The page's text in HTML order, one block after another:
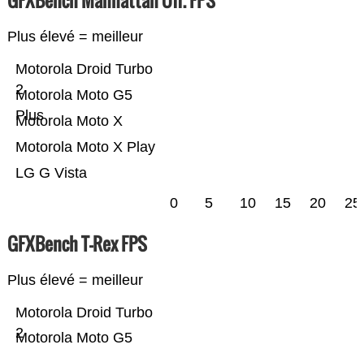
Plus élevé = meilleur
LG G Vista
Motorola Moto X Play
Motorola Moto X
Motorola Moto G5
Plus
Motorola Droid Turbo
2
0 5 10 15 20 25
GFXBench T-Rex FPS
Plus élevé = meilleur
Motorola Moto G5
Motorola Droid Turbo
2